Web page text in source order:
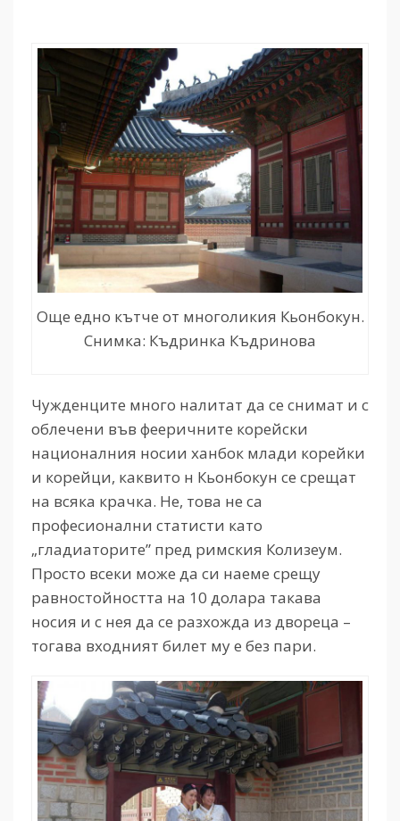
Още едно кътче от многоликия Кьонбокун.
Снимка: Къдринка Къдринова
Чужденците много налитат да се снимат и с
облечени във фееричните корейски
националния носии ханбок млади корейки
и корейци, каквито н Кьонбокун се срещат
на всяка крачка. Не, това не са
професионални статисти като
„гладиаторите” пред римския Колизеум.
Просто всеки може да си наеме срещу
равностойността на 10 долара такава
носия и с нея да се разхожда из двореца –
тогава входният билет му е без пари.